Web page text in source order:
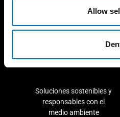
Allow
Experiencia consolidada y
demostrable en el tiempo
Soluciones sostenibles y
responsables con el
medio ambiente